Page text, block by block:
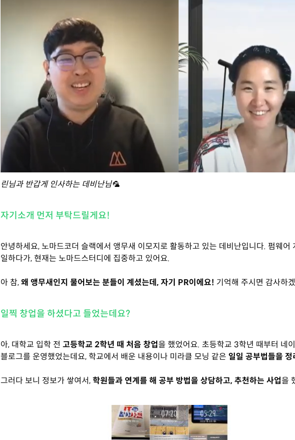
린님과 반갑게 인사하는 데비난님🦜
자기소개 먼저 부탁드릴게요!
안녕하세요, 노마드코더 슬랙에서 앵무새 이모지로 활동하고 있는 데비난입니다. 펌웨어
일하다가, 현재는 노마드스터디에 집중하고 있어요.
아 참,왜 앵무새인지 물어보는 분들이 계셨는데, 자기 PR이에요! 기억해 주시면 감사하
일찍 창업을 하셨다고 들었는데요?
아, 대학교 입학 전고등학교 2학년 때 처음 창업을 했었어요. 초등학교 3학년 때부터 네
블로그를 운영했었는데요, 학교에서 배운 내용이나 미라클 모닝 같은 일일 공부법들을 정
그러다 보니 정보가 쌓여서,학원들과 연계를 해 공부 방법을 상담하고, 추천하는 사업을